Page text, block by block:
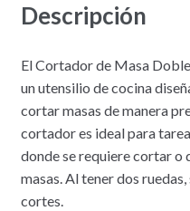
Descripción
El Cortador de Masa
un utensilio de cocina
cortar masas de manera
cortador es ideal para
donde se requiere cortar o
masas. Al tener dos
cortes.